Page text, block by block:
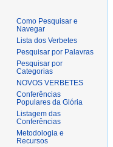
Como Pesquisar e
Navegar
Lista dos Verbetes
Pesquisar por Palavras
Pesquisar por
Categorias
NOVOS VERBETES
Conferências
Populares da Glória
Listagem das
Conferências
Metodologia e
Recursos